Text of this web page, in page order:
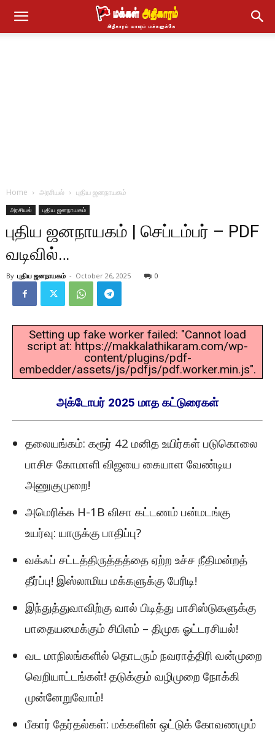
Home அரசியல் புதிய ஜனநாயகம்
அரசியல் புதிய ஜனநாயகம்
புதிய ஜனநாயகம் | செப்டம்பர் – PDF
வடிவில்…
By புதிய ஜனநாயகம் - October 26, 2025 0
Setting up fake worker failed: "Cannot load
script at: https://makkalathikaram.com/wp-
content/plugins/pdf-
embedder/assets/js/pdfjs/pdf.worker.min.js".
அக்டோபர் 2025 மாத கட்டுரைகள்
தலையங்கம்: கரூர் 42 மனித உயிர்கள் படுகொலை
பாசிச கோமாளி விஜயை கையாள வேண்டிய
அணுகுமுறை!
அமெரிக்க H-1B விசா கட்டணம் பன்மடங்கு
உயர்வு: யாருக்கு பாதிப்பு?
வக்ஃப் சட்டத்திருத்தத்தை ஏற்ற உச்ச நீதிமன்றத்
தீர்ப்பு! இஸ்லாமிய மக்களுக்கு பேரிடி!
இந்துத்துவாவிற்கு வால் பிடித்து பாசிஸ்டுகளுக்கு
பாதையமைக்கும் சிபிஎம் – திமுக ஓட்டரசியல்!
வட மாநிலங்களில் தொடரும் நவராத்திரி வன்முறை
வெறியாட்டங்கள்! தடுக்கும் வழிமுறை நோக்கி
முன்னேறுவோம்!
பீகார் தேர்தல்கள்: மக்களின் ஒட்டுக் கோவணமும்